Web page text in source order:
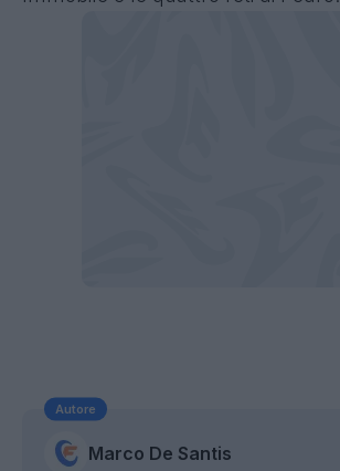
Autore
Marco De Santis